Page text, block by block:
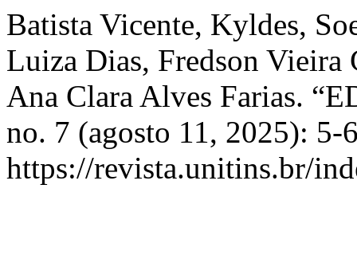
Batista Vicente, Kyldes,
Luiza Dias, Fredson Vieira
Ana Clara Alves Farias.
no. 7 (agosto 11, 2025): 5-
https://revista.unitins.br/